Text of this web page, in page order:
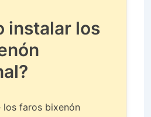
instalar los
los faros bixenón